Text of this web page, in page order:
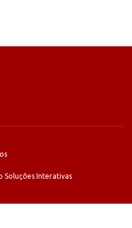
Soluções Interativas